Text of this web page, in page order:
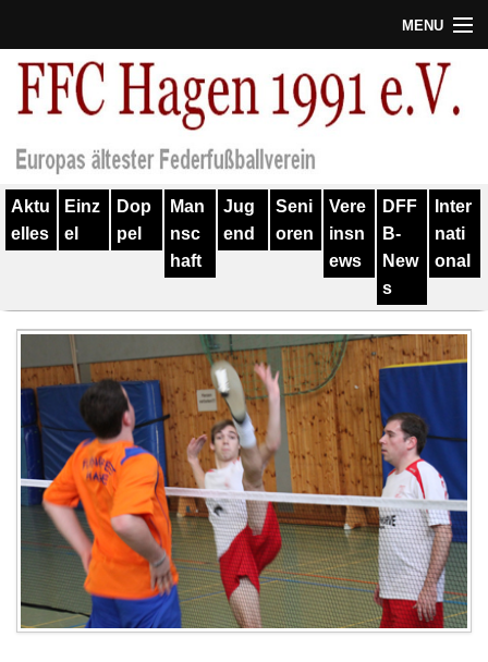
MENU
Termine
Verein
Geschichte
Training
Spieler
Links
Impressum
Aktu
elles
Einz
el
Dop
pel
Man
nsc
haft
Jug
end
Seni
oren
Vere
insn
ews
DFF
B-
New
s
Inter
nati
onal